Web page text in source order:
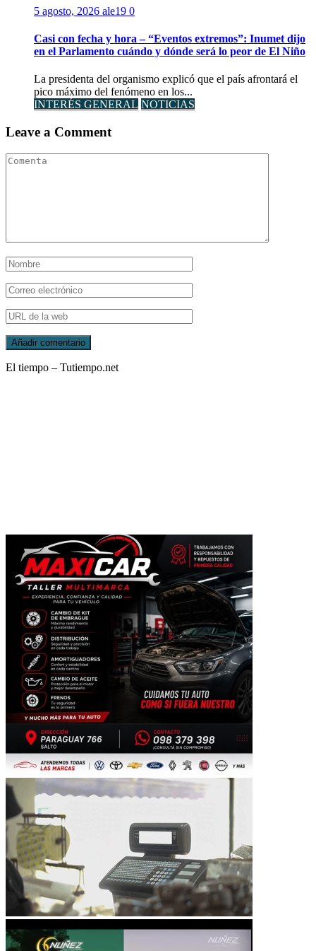
5 agosto, 2026 ale19 0
Casi con fecha y hora – “Eventos extremos”: Inumet dijo
en el Parlamento cuándo y dónde será lo peor de El Niño
La presidenta del organismo explicó que el país afrontará el
pico máximo del fenómeno en los...
INTERÉS GENERAL NOTICIAS
Leave a Comment
El tiempo – Tutiempo.net